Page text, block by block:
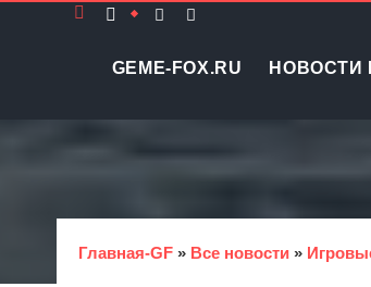
GEME-FOX.RU НОВОСТИ
Главная-GF » Все новости »